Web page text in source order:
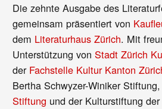
Die zehnte Ausgabe des
gemeinsam präsentiert von
dem Literaturhaus Zürich. Mit
Unterstützung vonStadt Zürich
der Fachstelle Kultur Kanton
Bertha Schwyzer-Winiker
Stiftung und der Kulturstiftung der